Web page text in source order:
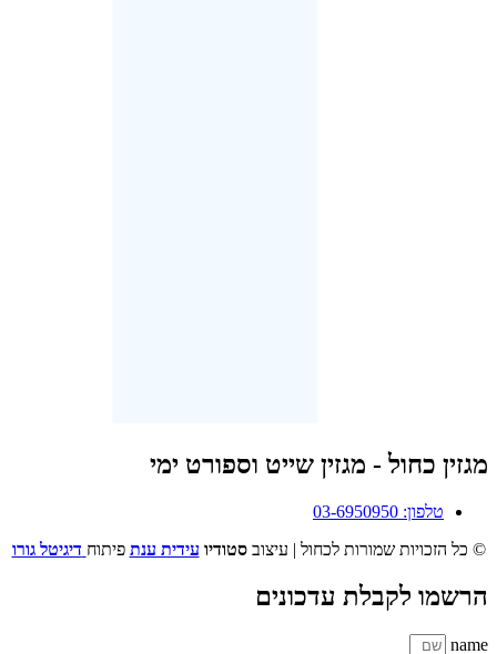
מגזין כחול - מגזין שייט וספורט ימי
טלפון: 03-6950950
© כל הזכויות שמורות לכחול | עיצובסטודיו עידית ענת פיתוח דיגיטל גורו
הרשמו לקבלת עדכונים
name